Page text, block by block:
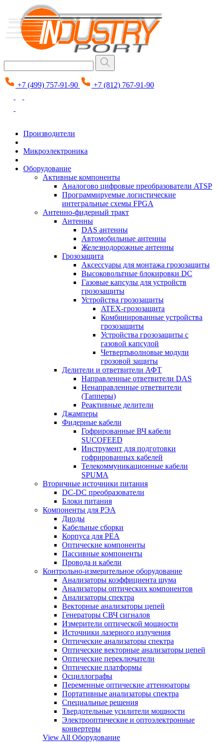
+7 (499) 757-91-90 +7 (812) 767-91-90
Производители
Микроэлектроника
Оборудование
Активные компоненты
Аналогово цифровые преобразователи ATSP
Программируемые логистические
интегральные схемы FPGA
Антенно-фидерный тракт
Антенны
DAS антенны
Автомобильные антенны
Железнодорожные антенны
Грозозащита
Аксессуары для монтажа грозозащиты
Высоковольтные блокировки DC
Газовые капсулы для устройств
грозозащиты
Устройства грозозащиты
ATEX-грозозащита
Комбинированные устройства
грозозащиты
Устройства грозозащиты с
газовой капсулой
Четвертьволновые модули
грозовой защиты
Делители и ответвители АФТ
Направленные ответвители DAS
Ненаправленные ответвители
(Тапперы)
Реактивные делители
Джамперы
Фидерные кабели
Гофрированные ВЧ кабели
SUCOFEED
Инструмент для подготовки
гофрированных кабелей
Телекоммуникационные кабели
SPUMA
Вторичные источники питания
DC-DC преобразователи
Блоки питания
Компоненты для РЭА
Диоды
Кабельные сборки
Корпуса для РЕА
Оптические компоненты
Пассивные компоненты
Провода и кабели
Контрольно-измерительное оборудование
Анализаторы коэффициента шума
Анализаторы оптических компонентов
Анализаторы спектра
Векторные анализаторы цепей
Генераторы СВЧ сигналов
Измерители оптической мощности
Источники лазерного излучения
Оптические анализаторы спектра
Оптические векторные анализаторы цепей
Оптические переключатели
Оптические платформы
Осциллографы
Переменные оптические аттенюаторы
Портативные анализаторы спектра
Специальные решения
Твердотельные усилители мощности
Электрооптические и оптоэлектронные
конвертеры
View All Оборудование